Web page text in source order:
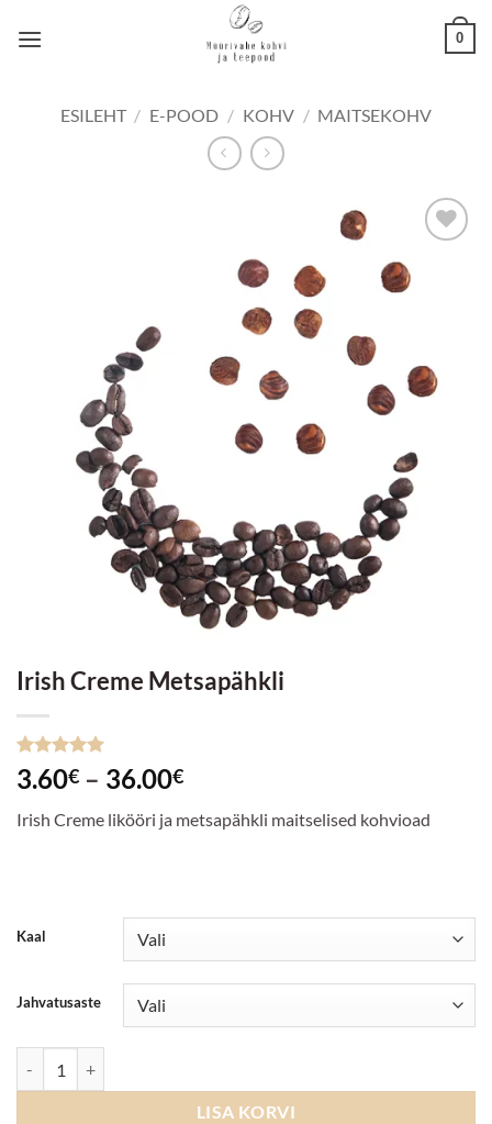
0
ESILEHT / E-POOD / KOHV / MAITSEKOHV
lemmikuks
Irish Creme Metsapähkli
Hinnatud
5/5
2
kliendi
põhjal
3.60€ – 36.00€Hinnavahemik:
kuni
Irish Creme likööri ja metsapähkli maitselised kohvioad
Kaal
Jahvatusaste
LISA KORVI